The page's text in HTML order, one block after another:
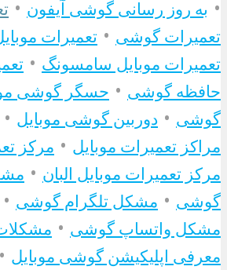
• به روز رسانی گوشی آیفون •
تعمیرات گوشی • تعمیرات
تعمیرات موبایل سامسونگ •
حافظه گوشی • حسگر گوشی
گوشی • دوربین گوشی موبایل •
مراکز تعمیرات موبایل • مرکز
مرکز تعمیرات موبایل البان •
گوشی • مشکل تلگرام گوشی •
مشکل واتساپ گوشی •
معرفی اپلیکیشن گوشی موبایل •